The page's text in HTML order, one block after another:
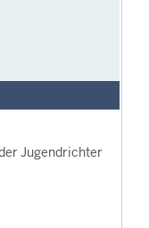
Jugendrichter